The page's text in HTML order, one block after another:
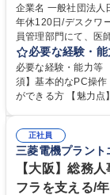
企業名 一般社団法人日本内科学会 求人名 第
年休120日/デスクワーク中心で残
員管理部門にて、医
テム入力、電話・
営事務局業務などにも幅広
入力業務】 ・医師（
・年会費の徴収管理
年休120日/デスクワ
必要な経験・能
必要な経験・能力等
須】基本的なPC操作
ができる方 【魅力点】 ・年休120日以上に加え、9時～17時の「実働7時
整、資料作成、当日の運営サポート 学歴
力： 資格：
正社員
三菱電機プラン
【大阪】総務
フラを支える/